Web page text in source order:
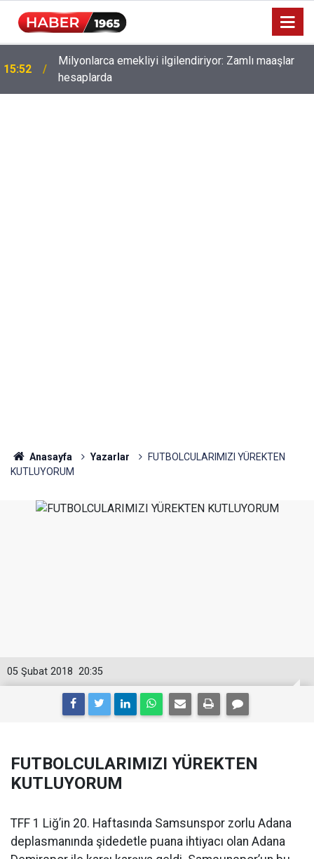
15:52
Milyonlarca emekliyi ilgilendiriyor: Zamlı maaşlar
hesaplarda
Anasayfa Yazarlar
FUTBOLCULARIMIZI YÜREKTEN
KUTLUYORUM
20:35
05 Şubat 2018
FUTBOLCULARIMIZI YÜREKTEN
KUTLUYORUM
TFF 1 Liğ’in 20. Haftasında Samsunspor zorlu Adana
deplasmanında şidedetle puana ihtiyacı olan Adana